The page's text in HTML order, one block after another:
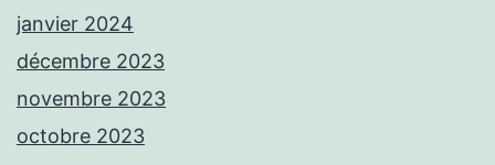
janvier 2024
décembre 2023
novembre 2023
octobre 2023